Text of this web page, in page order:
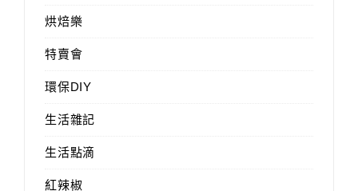
烘焙樂
特賣會
環保DIY
生活雜記
生活點滴
紅辣椒